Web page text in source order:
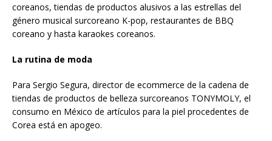
coreanos, tiendas de productos alusivos a las estrellas del
género musical surcoreano K-pop, restaurantes de BBQ
coreano y hasta karaokes coreanos.
La rutina de moda
Para Sergio Segura, director de ecommerce de la cadena de
tiendas de productos de belleza surcoreanos TONYMOLY, el
consumo en México de artículos para la piel procedentes de
Corea está en apogeo.